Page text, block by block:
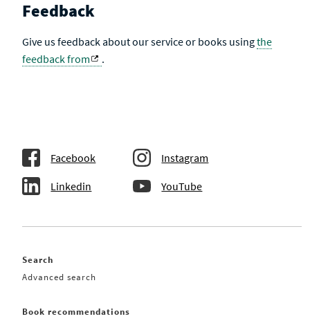
Feedback
Give us feedback about our service or books usingthe
feedback from
.
Facebook Instagram
Linkedin YouTube
Search
Advanced search
Book recommendations